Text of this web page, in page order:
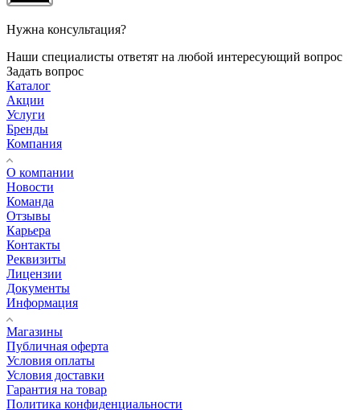
Нужна консультация?
Наши специалисты ответят на любой интересующий вопрос
Задать вопрос
Каталог
Акции
Услуги
Бренды
Компания
О компании
Новости
Команда
Отзывы
Карьера
Контакты
Реквизиты
Лицензии
Документы
Информация
Магазины
Публичная оферта
Условия оплаты
Условия доставки
Гарантия на товар
Политика конфиденциальности